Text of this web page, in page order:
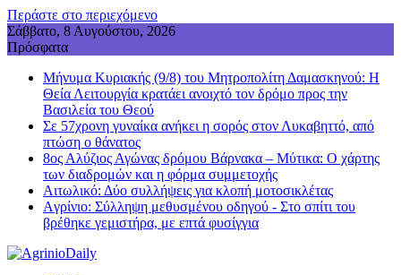
Περάστε στο περιεχόμενο
Σάββατο, 8 Αυγούστου, 2026
Πρόσφατα
Μήνυμα Κυριακής (9/8) του Μητροπολίτη Δαμασκηνού: Η
Θεία Λειτουργία κρατάει ανοιχτό τον δρόμο προς την
Βασιλεία του Θεού
Σε 57χρονη γυναίκα ανήκει η σορός στον Λυκαβηττό, από
πτώση ο θάνατος
8ος Αλύζιος Αγώνας δρόμου Βάρνακα – Μύτικα: Ο χάρτης
των διαδρομών και η φόρμα συμμετοχής
Aιτωλικό: Δύο συλλήψεις για κλοπή μοτοσικλέτας
Aγρίνιο: Σύλληψη μεθυσμένου οδηγού - Στο σπίτι του
βρέθηκε γεμιστήρα, με επτά φυσίγγια